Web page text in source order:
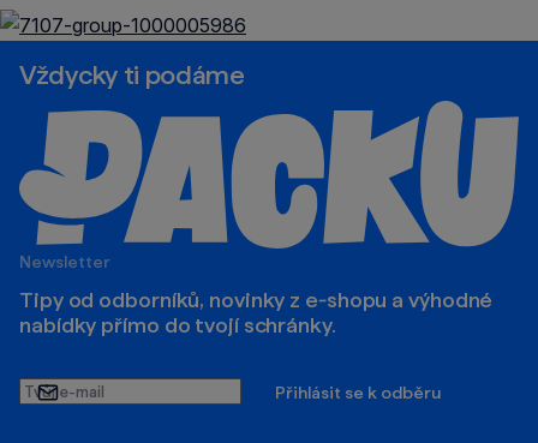
Vždycky ti podáme
Newsletter
Tipy od odborníků, novinky z e‑shopu a výhodné
nabídky přímo do tvojí schránky.
Tvůj
e-
Přihlásit se k odběru